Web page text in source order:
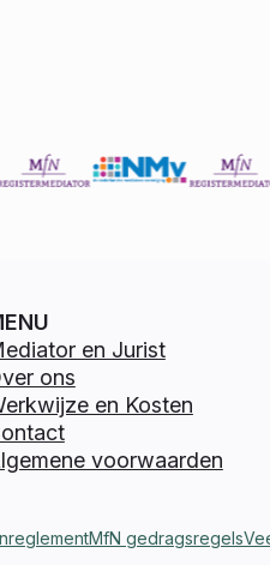
en Jurist
ons
en Kosten
voorwaarden
MfN gedragsregels